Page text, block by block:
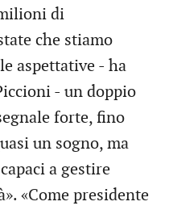
di
che stiamo
aspettative - ha
- un doppio
forte, fino
un sogno, ma
a gestire
«Come presidente